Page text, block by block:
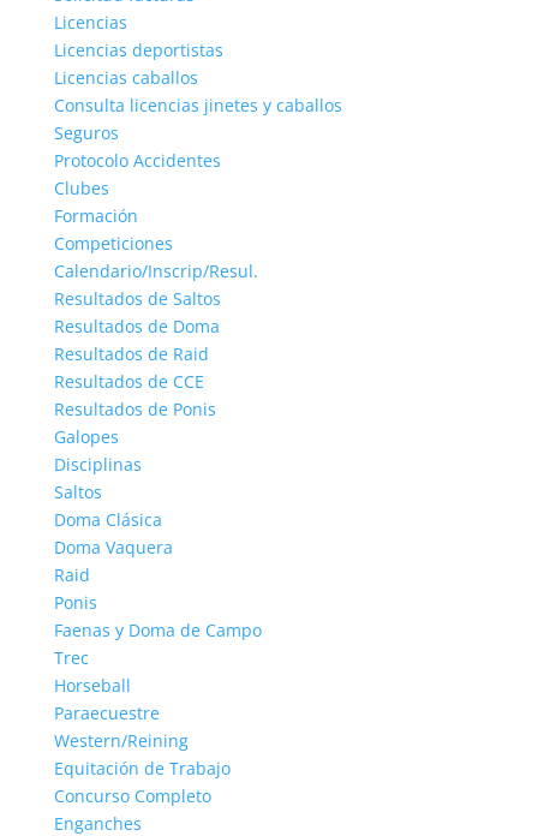
Licencias
Licencias deportistas
Licencias caballos
Consulta licencias jinetes y caballos
Seguros
Protocolo Accidentes
Clubes
Formación
Competiciones
Calendario/Inscrip/Resul.
Resultados de Saltos
Resultados de Doma
Resultados de Raid
Resultados de CCE
Resultados de Ponis
Galopes
Disciplinas
Saltos
Doma Clásica
Doma Vaquera
Raid
Ponis
Faenas y Doma de Campo
Trec
Horseball
Paraecuestre
Western/Reining
Equitación de Trabajo
Concurso Completo
Enganches